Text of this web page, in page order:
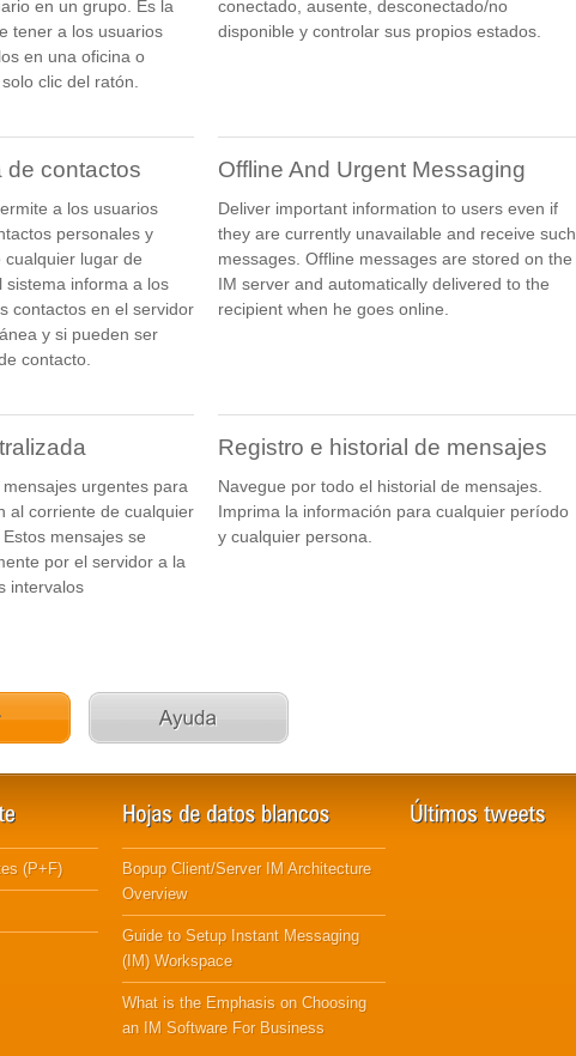
en un grupo. Es la
tener a los usuarios
en una oficina o
clic del ratón.
conectado, ausente, desconectado/no
disponible y controlar sus propios estados.
de contactos
a los usuarios
personales y
lugar de
sistema informa a los
contactos en el servidor
y si pueden ser
contacto.
Offline And Urgent Messaging
Deliver important information to users even if
they are currently unavailable and receive such
messages. Offline messages are stored on the
IM server and automatically delivered to the
recipient when he goes online.
urgentes para
al corriente de cualquier
mensajes se
por el servidor a la
intervalos
Registro e historial de mensajes
Navegue por todo el historial de mensajes.
Imprima la información para cualquier período
y cualquier persona.
(P+F)
Bopup Client/Server IM Architecture
Overview
Guide to Setup Instant Messaging
(IM) Workspace
What is the Emphasis on Choosing
an IM Software For Business